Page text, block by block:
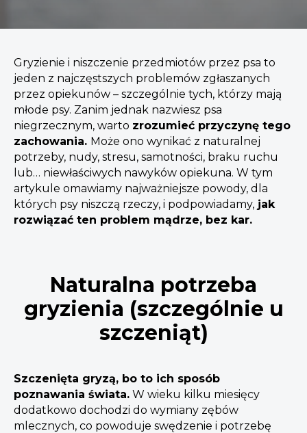
Gryzienie i niszczenie przedmiotów przez psa to
jeden z najczęstszych problemów zgłaszanych
przez opiekunów – szczególnie tych, którzy mają
młode psy. Zanim jednak nazwiesz psa
niegrzecznym, warto zrozumieć przyczynę tego
zachowania. Może ono wynikać z naturalnej
potrzeby, nudy, stresu, samotności, braku ruchu
lub… niewłaściwych nawyków opiekuna. W tym
artykule omawiamy najważniejsze powody, dla
których psy niszczą rzeczy, i podpowiadamy, jak
rozwiązać ten problem mądrze, bez kar.
Naturalna potrzeba
gryzienia (szczególnie u
szczeniąt)
Szczenięta gryzą, bo to ich sposób
poznawania świata. W wieku kilku miesięcy
dodatkowo dochodzi do wymiany zębów
mlecznych, co powoduje swędzenie i potrzebę